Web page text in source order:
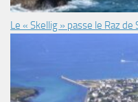
Le « Skellig » passe le Raz de